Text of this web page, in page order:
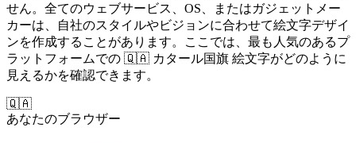
せん。全てのウェブサービス、OS、またはガジェットメー
カーは、自社のスタイルやビジョンに合わせて絵文字デザイ
ンを作成することがあります。ここでは、最も人気のあるプ
ラットフォームでの 🇶🇦 カタール国旗 絵文字がどのように
見えるかを確認できます。
🇶🇦
あなたのブラウザー